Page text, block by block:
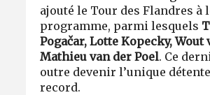
ajouté le Tour des Flandres à
programme, parmi lesquels
Pogačar, Lotte Kopecky, Wout
Mathieu van der Poel. Ce
outre devenir l’unique
record.